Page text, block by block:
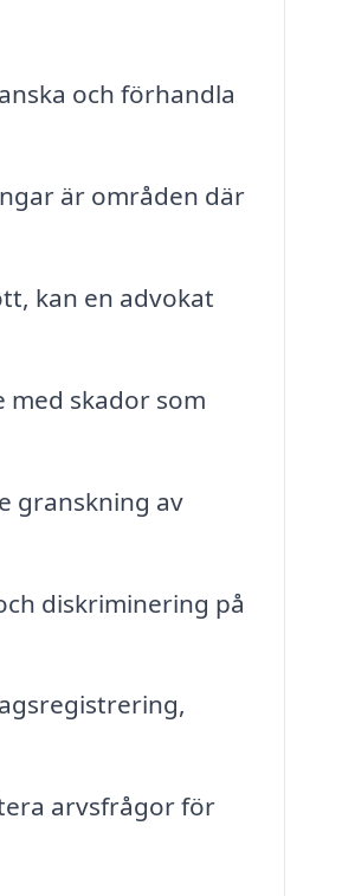
och förhandla
är områden där
kan en advokat
med skador som
granskning av
diskriminering på
arvsfrågor för